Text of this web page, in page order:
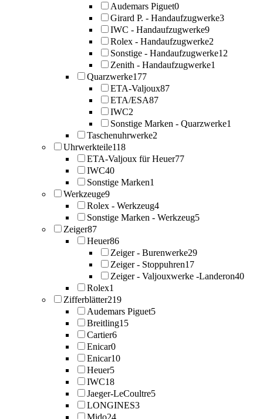
Audemars Piguet0
Girard P. - Handaufzugwerke3
IWC - Handaufzugwerke9
Rolex - Handaufzugwerke2
Sonstige - Handaufzugwerke12
Zenith - Handaufzugwerke1
Quarzwerke177
ETA-Valjoux87
ETA/ESA87
IWC2
Sonstige Marken - Quarzwerke1
Taschenuhrwerke2
Uhrwerkteile118
ETA-Valjoux für Heuer77
IWC40
Sonstige Marken1
Werkzeuge9
Rolex - Werkzeug4
Sonstige Marken - Werkzeug5
Zeiger87
Heuer86
Zeiger - Burenwerke29
Zeiger - Stoppuhren17
Zeiger - Valjouxwerke -Landeron40
Rolex1
Zifferblätter219
Audemars Piguet5
Breitling15
Cartier6
Enicar0
Enicar10
Heuer5
IWC18
Jaeger-LeCoultre5
LONGINES3
Mido24